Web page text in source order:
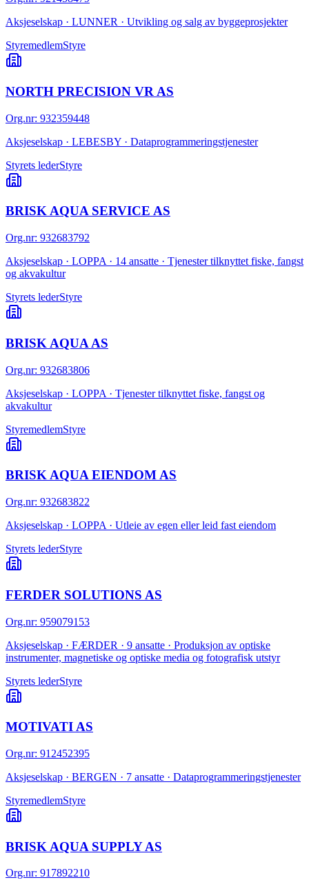
Aksjeselskap · LUNNER · Utvikling og salg av byggeprosjekter
StyremedlemStyre
NORTH PRECISION VR AS
Org.nr: 932359448
Aksjeselskap · LEBESBY · Dataprogrammeringstjenester
Styrets lederStyre
BRISK AQUA SERVICE AS
Org.nr: 932683792
Aksjeselskap · LOPPA · 14 ansatte · Tjenester tilknyttet fiske, fangst
og akvakultur
Styrets lederStyre
BRISK AQUA AS
Org.nr: 932683806
Aksjeselskap · LOPPA · Tjenester tilknyttet fiske, fangst og
akvakultur
StyremedlemStyre
BRISK AQUA EIENDOM AS
Org.nr: 932683822
Aksjeselskap · LOPPA · Utleie av egen eller leid fast eiendom
Styrets lederStyre
FERDER SOLUTIONS AS
Org.nr: 959079153
Aksjeselskap · FÆRDER · 9 ansatte · Produksjon av optiske
instrumenter, magnetiske og optiske media og fotografisk utstyr
Styrets lederStyre
MOTIVATI AS
Org.nr: 912452395
Aksjeselskap · BERGEN · 7 ansatte · Dataprogrammeringstjenester
StyremedlemStyre
BRISK AQUA SUPPLY AS
Org.nr: 917892210